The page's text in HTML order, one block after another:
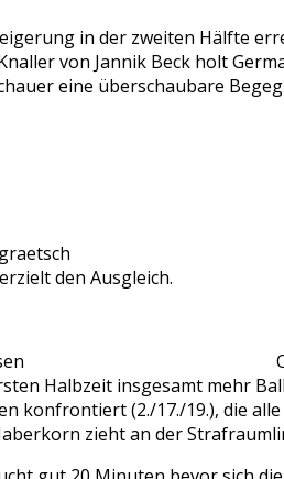
in der zweiten Hälfte
von Jannik Beck holt
eine überschaubare
den Ausgleich.
Halbzeit insgesamt mehr
konfrontiert (2./17./19.), die
zieht an der